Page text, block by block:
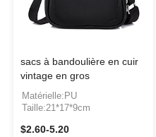
sacs à bandoulière en cuir
vintage en gros
Matérielle:PU
Taille:21*17*9cm
$2.60-5.20